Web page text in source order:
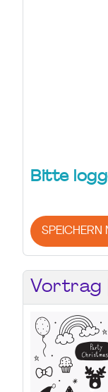
Bitte
SPEICHERN
Vortrag